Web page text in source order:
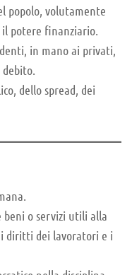
popolo, volutamente
il potere finanziario.
in mano ai privati,
dello spread, dei
beni o servizi utili alla
i diritti dei lavoratori e i